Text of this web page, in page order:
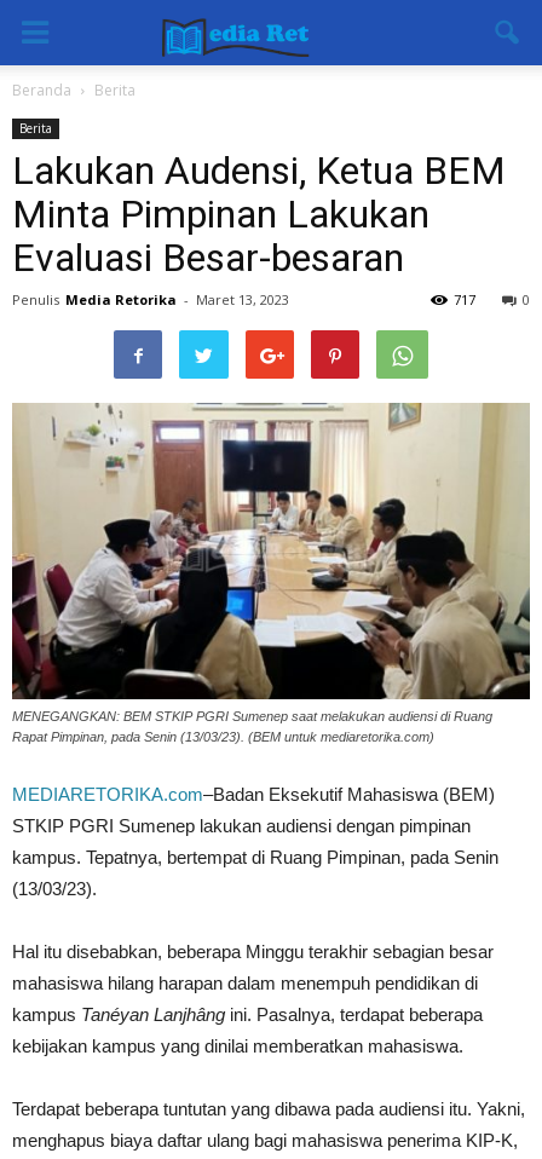
Beranda Berita
Berita
Lakukan Audensi, Ketua BEM
Minta Pimpinan Lakukan
Evaluasi Besar-besaran
Penulis Media Retorika - Maret 13, 2023 0
717
MENEGANGKAN: BEM STKIP PGRI Sumenep saat melakukan audiensi di Ruang
Rapat Pimpinan, pada Senin (13/03/23). (BEM untuk mediaretorika.com)
MEDIARETORIKA.com–Badan Eksekutif Mahasiswa (BEM)
STKIP PGRI Sumenep lakukan audiensi dengan pimpinan
kampus. Tepatnya, bertempat di Ruang Pimpinan, pada Senin
(13/03/23).
Hal itu disebabkan, beberapa Minggu terakhir sebagian besar
mahasiswa hilang harapan dalam menempuh pendidikan di
kampus Tanéyan Lanjhâng ini. Pasalnya, terdapat beberapa
kebijakan kampus yang dinilai memberatkan mahasiswa.
Terdapat beberapa tuntutan yang dibawa pada audiensi itu. Yakni,
menghapus biaya daftar ulang bagi mahasiswa penerima KIP-K,